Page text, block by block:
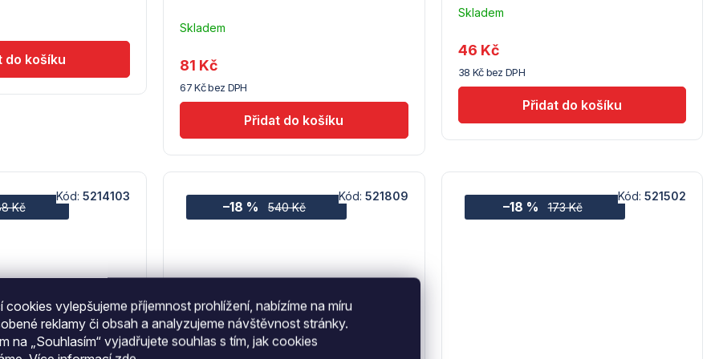
cookies vylepšujeme příjemnost prohlížení, nabízíme na míru
reklamy či obsah a analyzujeme návštěvnost stránky.
na „Souhlasím“ vyjadřujete souhlas s tím, jak cookies
Skladem
dodavatele
(10)
67 Kč bez DPH
81 Kč
Skladem
dodavatele
(10)
38 Kč bez DPH
46 Kč
Kč
Kód:5214103
540 Kč
–18 %
Kód: 521809
173 Kč
–18 %
Kód: 521502